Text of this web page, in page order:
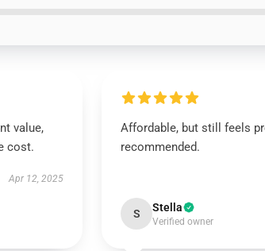
value,
cost.
Apr 12, 2025
Affordable, but still feels
recommended.
S Stella
Verified owner